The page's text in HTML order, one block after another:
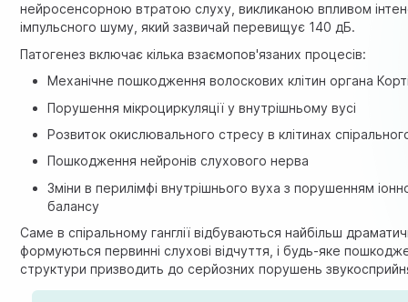
нейросенсорною втратою слуху, викликаною впливом
імпульсного шуму, який зазвичай перевищує 140 дБ.
Патогенез включає кілька взаємопов'язаних процесів:
Механічне пошкодження волоскових клітин органа
Порушення мікроциркуляції у внутрішньому вусі
Розвиток окислювального стресу в клітинах
Пошкодження нейронів слухового нерва
Зміни в перилімфі внутрішнього вуха з порушенням
балансу
Саме в спіральному ганглії відбуваються найбільш
формуються первинні слухові відчуття, і будь-яке
структури призводить до серйозних порушень